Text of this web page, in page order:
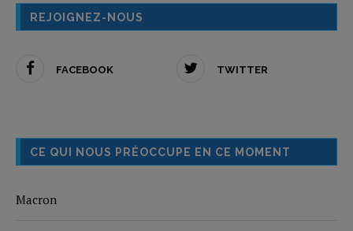
REJOIGNEZ-NOUS
FACEBOOK TWITTER
CE QUI NOUS PRÉOCCUPE EN CE MOMENT
Macron